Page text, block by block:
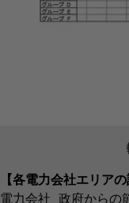
【各電力会社エリア
電力会社 政府からの